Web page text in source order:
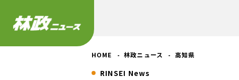
HOME 林政ニュース 高知県
RINSEI News